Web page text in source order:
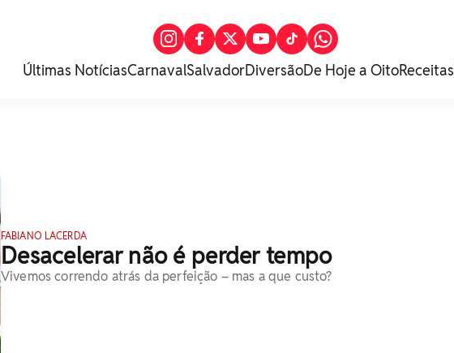
Últimas NotíciasCarnavalSalvadorDiversãoDe Hoje a OitoReceitas
FABIANO LACERDA
Desacelerar não é perder tempo
Vivemos correndo atrás da perfeição – mas a que custo?